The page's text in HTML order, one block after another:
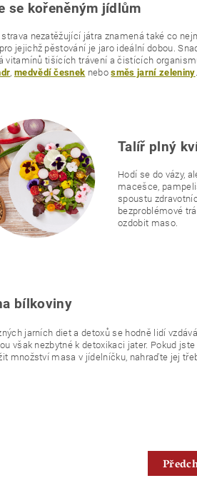
se kořeněným jídlům
nezatěžující játra znamená také co
jejichž pěstování je jaro ideální dobou.
vitamínů tišících trávení a čistících
, medvědí česnek nebosměs jarní zeleniny.
Talíř plný
Hodí se do vázy,
macešce,
spoustu
bezproblémové
ozdobit maso.
bílkoviny
jarních diet a detoxů se hodně lidí
však nezbytné k detoxikaci jater. Pokud
množství masa v jídelníčku, nahraďte jej